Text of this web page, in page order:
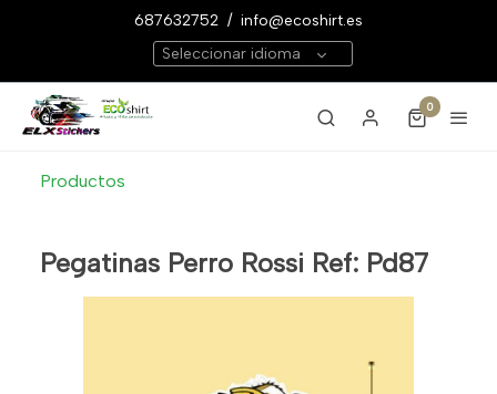
687632752 / info@ecoshirt.es
Seleccionar idioma
0
Productos
Pegatinas Perro Rossi Ref: Pd87